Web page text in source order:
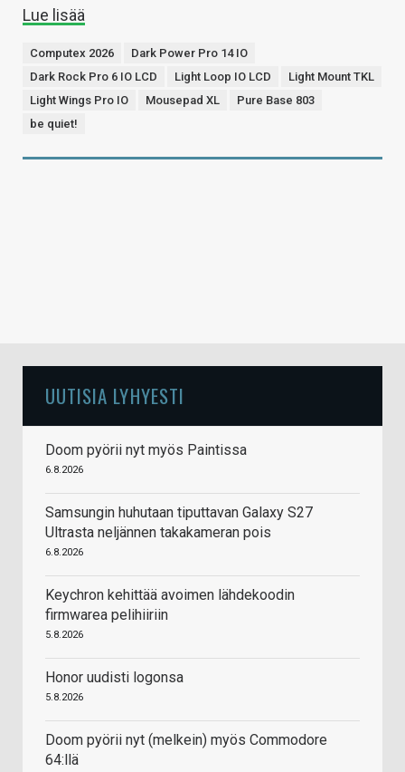
Lue lisää
Computex 2026
Dark Power Pro 14 IO
Dark Rock Pro 6 IO LCD
Light Loop IO LCD
Light Mount TKL
Light Wings Pro IO
Mousepad XL
Pure Base 803
be quiet!
UUTISIA LYHYESTI
Doom pyörii nyt myös Paintissa
6.8.2026
Samsungin huhutaan tiputtavan Galaxy S27
Ultrasta neljännen takakameran pois
6.8.2026
Keychron kehittää avoimen lähdekoodin
firmwarea pelihiiriin
5.8.2026
Honor uudisti logonsa
5.8.2026
Doom pyörii nyt (melkein) myös Commodore
64:llä